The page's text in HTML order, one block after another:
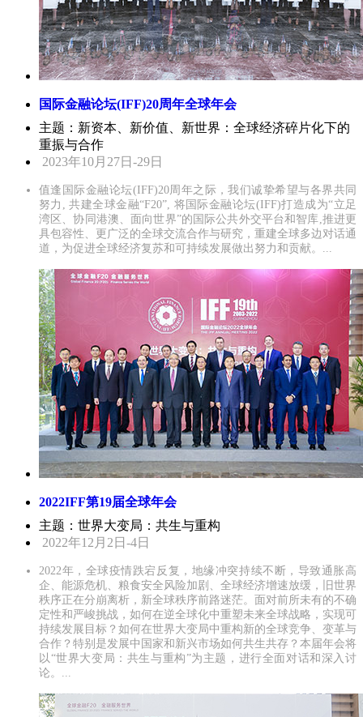
国际金融论坛(IFF)20周年全球年会
主题：新资本、新价值、新世界：全球经济碎片化下的
重振与合作
2023年10月27日-29日
值逢国际金融论坛(IFF)20周年之际，我们诚挚希望与各界共同
努力, 共建全球金融“F20”, 将国际金融论坛(IFF)打造成为“立足
湾区、协同港澳、面向世界”的国际公共外交平台和智库,推进更
具包容性、更广泛的全球交流合作与研究，重建全球多边对话通
道，为促进全球经济复苏和可持续发展做出努力和贡献。...
2022IFF第19届全球年会
主题：世界大变局：共生与重构
2022年12月2日-4日
2022年，全球疫情跌宕反复，地缘冲突持续不断，导致通胀高
企、能源危机、粮食安全风险加剧、全球经济增速放缓，旧世界
秩序正在分崩离析，新全球秩序前路迷茫。面对前所未有的不确
定性和严峻挑战，如何在逆全球化中重塑未来全球战略，实现可
持续发展目标？如何在世界大变局中重构新的全球竞争、变革与
合作？特别是发展中国家和新兴市场如何共生共存？本届年会将
以“世界大变局：共生与重构”为主题，进行全面对话和深入讨
论。...